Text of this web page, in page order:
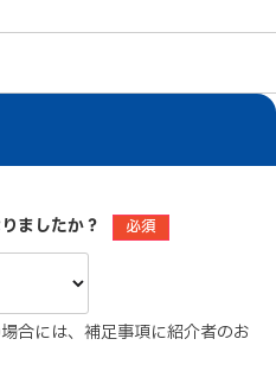
ましたか？ 必須
合には、補足事項に紹介者のお